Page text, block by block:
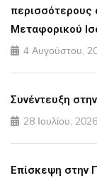
περισσότερους
Μεταφορικού
4 Αυγούστου,
Συνέντευξη
28 Ιουλίου, 2026
Επίσκεψη στην